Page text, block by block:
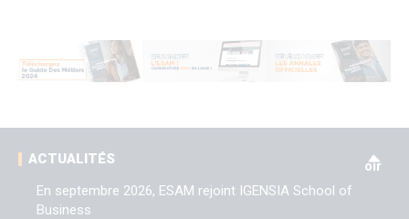
ACTUALITÉS
oir
En septembre 2026, ESAM rejoint IGENSIA School of
Business